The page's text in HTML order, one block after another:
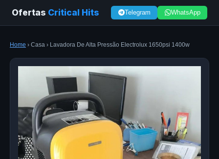
Ofertas Critical Hits Telegram WhatsApp
Home › Casa › Lavadora De Alta Pressão Electrolux 1650psi 1400w